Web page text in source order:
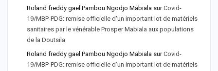
Roland freddy gael Pambou Ngodjo Mabiala surCovid-
19/MBP-PDG: remise officielle d'un important lot de matériels
sanitaires par le vénérable Prosper Mabiala aux populations
de la Doutsila
Roland freddy gael Pambou Ngodjo Mabiala surCovid-
19/MBP-PDG: remise officielle d’un important lot de matériels